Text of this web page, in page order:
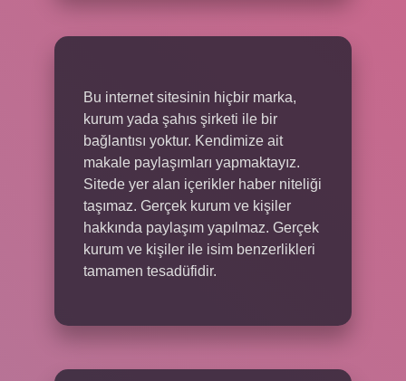
Bu internet sitesinin hiçbir marka,
kurum yada şahıs şirketi ile bir
bağlantısı yoktur. Kendimize ait
makale paylaşımları yapmaktayız.
Sitede yer alan içerikler haber niteliği
taşımaz. Gerçek kurum ve kişiler
hakkında paylaşım yapılmaz. Gerçek
kurum ve kişiler ile isim benzerlikleri
tamamen tesadüfidir.